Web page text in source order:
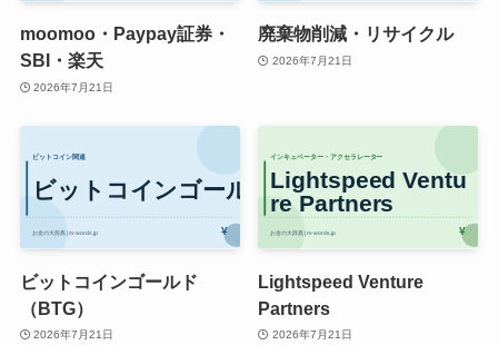
moomoo・Paypay証券・
SBI・楽天
2026年7月21日
廃棄物削減・リサイクル
2026年7月21日
ビットコインゴールド
（BTG）
2026年7月21日
Lightspeed Venture
Partners
2026年7月21日